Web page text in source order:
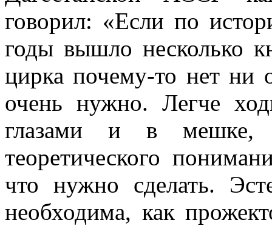
говорил: «Если по
годы вышло несколько
цирка почему-то нет ни
очень нужно. Легче
глазами и в мешке,
теоретического
что нужно сделать.
необхо­дима, как